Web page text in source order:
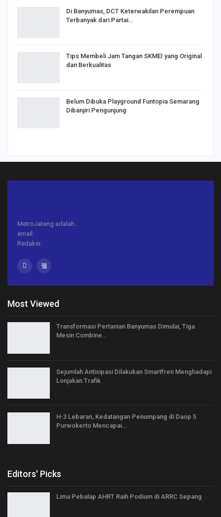
Di Banyumas, DCT Keterwakilan Perempuan
Terbanyak dari Partai…
Tips Membeli Jam Tangan SKMEI yang Original
dan Berkualitas
Belum Dibuka Playground Funtopia Semarang
Dibanjiri Pengunjung
MetroJateng adalah..
email:
Redaksi:
Most Viewed
Transformasi Pertanian Banyumas Dimulai, Tiga
Mesin Combine…
Sejumlah Antisipasi Dilakukan Smartfren Menghadapi
Lonjakan Trafik
H-3 Lebaran, Kedatangan Penumpang di Daop 5
Purwokerto Mencapai…
Editors' Picks
Lima Pebalap AHRT Raih Podium di ARRC Sepang